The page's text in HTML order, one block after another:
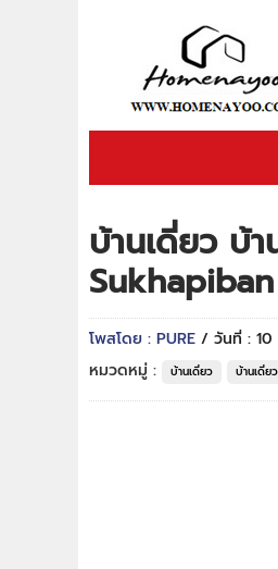
บ้านเดี่ยว บ้
โพสโดย : PURE / วันที่ : 10
หมวดหมู่ :
บ้านเดี่ยว บ้านเดี่ย